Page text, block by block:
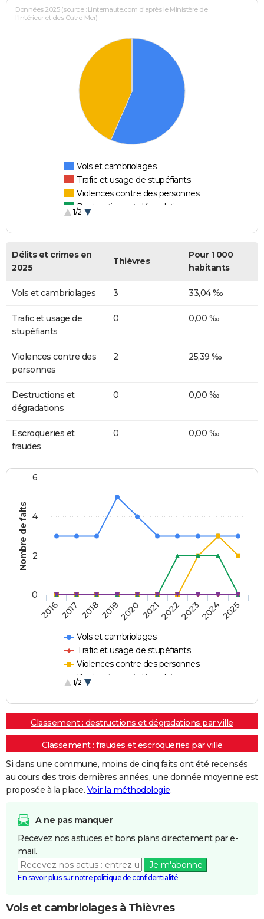
Données 2025 (source : Linternaute.com d'après le Ministère de
l'Intérieur et des Outre-Mer)
Vols et cambriolages
Trafic et usage de stupéfiants
Violences contre des personnes
Destructions et dégradations
1/2
Délits et crimes en
2025
Thièvres
Pour 1 000
habitants
Vols et cambriolages 3 33,04 ‰
Trafic et usage de
stupéfiants
0 0,00 ‰
Violences contre des
personnes
2 25,39 ‰
Destructions et
dégradations
0 0,00 ‰
Escroqueries et
fraudes
0 0,00 ‰
Nombre de faits
Vols et cambriolages
Trafic et usage de stupéfiants
Violences contre des personnes
Destructions et dégradations
1/2
20162017 20182019202020212022202320242025
0
2
4
6
Classement : destructions et dégradations par ville
Classement : fraudes et escroqueries par ville
Si dans une commune, moins de cinq faits ont été recensés
au cours des trois dernières années, une donnée moyenne est
proposée à la place. Voir la méthodologie.
A ne pas manquer
Recevez nos astuces et bons plans directement par e-
mail.
Je m'abonne
En savoir plus sur notre politique de confidentialité
Vols et cambriolages à Thièvres